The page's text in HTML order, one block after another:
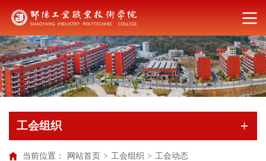
工会组织
当前位置： 网站首页 > 工会组织 > 工会动态